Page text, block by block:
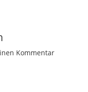
Kommentar